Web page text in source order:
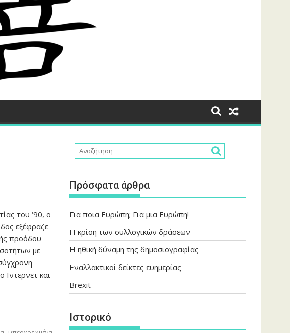
του ‘90, ο
εξέφραζε
προόδου
με
Ιντερνετ και
Πρόσφατα άρθρα
Για ποια Ευρώπη; Για μια Ευρώπη!
Η κρίση των συλλογικών δράσεων
Η ηθική δύναμη της δημοσιογραφίας
Εναλλακτικοί δείκτες ευημερίας
Brexit
Ιστορικό